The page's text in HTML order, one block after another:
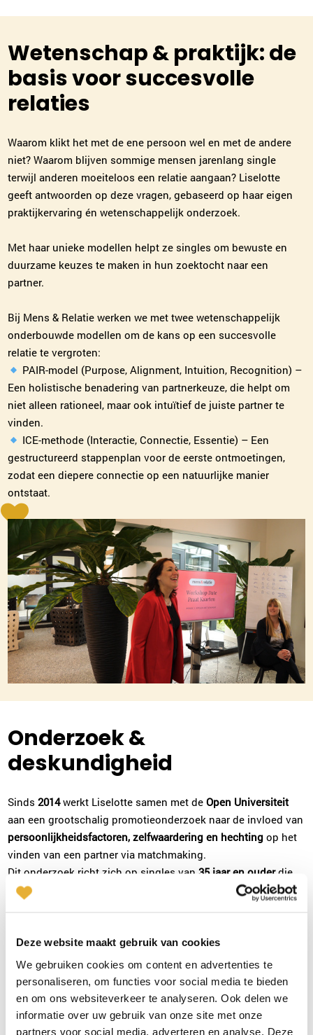
Deze website maakt gebruik van cookies
We gebruiken cookies om content en advertenties te
personaliseren, om functies voor social media te bieden
en om ons websiteverkeer te analyseren. Ook delen we
informatie over uw gebruik van onze site met onze
partners voor social media, adverteren en analyse. Deze
Wetenschap & praktijk: de
basis voor succesvolle
relaties
Waarom klikt het met de ene persoon wel en met de andere
niet? Waarom blijven sommige mensen jarenlang single
terwijl anderen moeiteloos een relatie aangaan? Liselotte
geeft antwoorden op deze vragen, gebaseerd op haar eigen
praktijkervaring én wetenschappelijk onderzoek.
Met haar unieke modellen helpt ze singles om bewuste en
duurzame keuzes te maken in hun zoektocht naar een
partner.
Bij Mens & Relatie werken we met twee wetenschappelijk
onderbouwde modellen om de kans op een succesvolle
relatie te vergroten:
PAIR-model (Purpose, Alignment, Intuition, Recognition) –
Een holistische benadering van partnerkeuze, die helpt om
niet alleen rationeel, maar ook intuïtief de juiste partner te
vinden.
ICE-methode (Interactie, Connectie, Essentie) – Een
gestructureerd stappenplan voor de eerste ontmoetingen,
zodat een diepere connectie op een natuurlijke manier
ontstaat.
Onderzoek &
deskundigheid
Sinds2014werkt Liselotte samen met deOpen Universiteit
aan een grootschalig promotieonderzoek naar de invloed van
persoonlijkheidsfactoren, zelfwaardering en hechting op het
vinden van een partner via matchmaking.
Dit onderzoek richt zich op singles van35 jaar en ouderdie
actief op zoek zijn naar een duurzame relatie en zich hebben
ingeschreven bij Mens & Relatie. Aan dit onderzoek hebben
persoonlijkheidskenmerken te meten bij aanvang van de
bemiddelingsperiode en na vijftien maanden te bekijken wie
een relatie heeft gevonden en wie niet, onderzoekt Liselotte
welke psychologische factoren écht het verschil maken in
succesvolle relatievorming​.